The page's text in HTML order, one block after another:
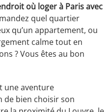
où loger à Paris avec
quel quartier
qu’un appartement, ou
calme tout en
? Vous êtes au bon
une aventure
bien choisir son